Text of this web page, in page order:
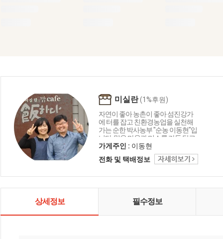
미실란(1%후원)
자연이 좋아 농촌이 좋아 섬진강가
에 터를 잡고 친환경농업을 실천해
가는 순한 박사농부 "순농 이동현"입
니다. 맑은 마음과 미소를 가득 담고
아름다운 세상을 살아가길 바라는
우리 두아들에게 좋은 먹거리와 환
경을 물려주고 싶은 농촌의 희망의
현입니다. 조금 배운 것 현장에서 또
공간을 "미실란"에서 만들어가겠습
가게주인 : 이동현
전화 및 택배정보
상세정보 필수정보